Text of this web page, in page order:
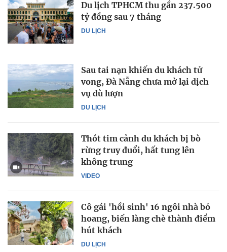
DU LỊCH
Du lịch TPHCM thu gần 237.500
tỷ đồng sau 7 tháng
DU LỊCH
Sau tai nạn khiến du khách tử
vong, Đà Nẵng chưa mở lại dịch
vụ dù lượn
VIDEO
Thót tim cảnh du khách bị bò
rừng truy đuổi, hất tung lên
không trung
DU LỊCH
Cô gái 'hồi sinh' 16 ngôi nhà bỏ
hoang, biến làng chè thành điểm
hút khách